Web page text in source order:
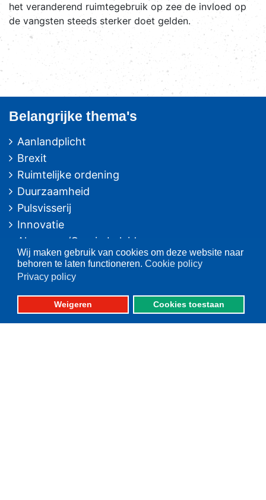
Wij maken gebruik van cookies om deze website naar
behoren te laten functioneren. Cookie policy
Privacy policy
Weigeren Cookies toestaan
het veranderend ruimtegebruik op zee de invloed op
de vangsten steeds sterker doet gelden.
Belangrijke thema's
Aanlandplicht
Brexit
Ruimtelijke ordening
Duurzaamheid
Pulsvisserij
Innovatie
Algemeen/Overig beleid
Vissers voor schone zee
Op deze website
Over VisNed
PO's